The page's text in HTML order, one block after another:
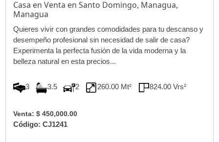
Casa en Venta en Santo Domingo, Managua,
Managua
Quieres vivir con grandes comodidades para tu descanso y
desempeño profesional sin necesidad de salir de casa?
Experimenta la perfecta fusión de la vida moderna y la
belleza natural en esta precios...
3 3.5 2 260.00 Mt² 824.00 Vrs²
Venta: $ 450,000.00
Código: CJ1241